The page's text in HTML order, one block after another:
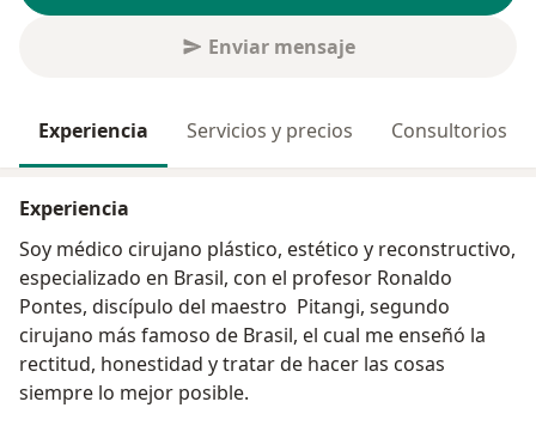
Enviar mensaje
Experiencia Servicios y precios Consultorios
Experiencia
Soy médico cirujano plástico, estético y reconstructivo,
especializado en Brasil, con el profesor Ronaldo
Pontes, discípulo del maestro Pitangi, segundo
cirujano más famoso de Brasil, el cual me enseñó la
rectitud, honestidad y tratar de hacer las cosas
siempre lo mejor posible.